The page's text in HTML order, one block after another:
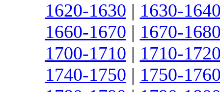
1620-1630 | 1630-
1660-1670 | 1670-
1700-1710 | 1710-
1740-1750 | 1750-